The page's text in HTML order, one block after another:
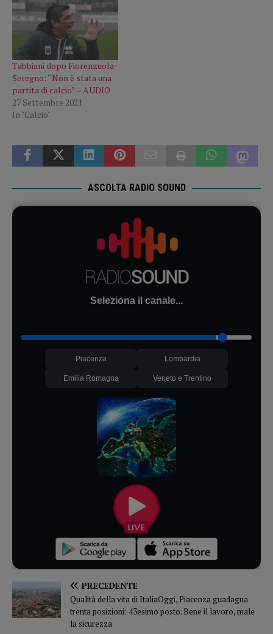
Tabbiani dopo Fiorenzuola-
Seregno: “Non è stata una
partita di calcio” – AUDIO
27 Settembre 2021
In "Calcio"
ASCOLTA RADIO SOUND
Seleziona il canale...
Piacenza Lombardia
Emilia Romagna Veneto e Trentino
PRECEDENTE
Qualità della vita di ItaliaOggi, Piacenza guadagna
trenta posizioni: 43esimo posto. Bene il lavoro, male
la sicurezza